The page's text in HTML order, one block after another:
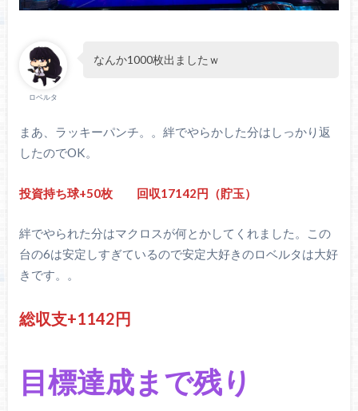
ロベルタ
なんか1000枚出ましたｗ
まあ、ラッキーパンチ。。絆でやらかした分はしっかり返
したのでOK。
投資持ち球+50枚 回収17142円（貯玉）
絆でやられた分はマクロスが何とかしてくれました。この
台の6は安定しすぎているので安定大好きのロベルタは大好
きです。。
総収支+1142円
目標達成まで残り